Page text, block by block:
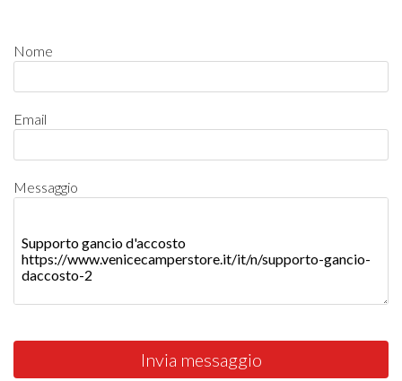
Nome
Email
Messaggio
Invia messaggio